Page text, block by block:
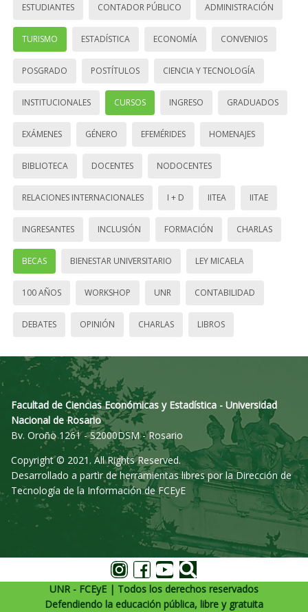
ESTUDIANTES CONTADOR PÚBLICO ADMINISTRACIÓN
TURISMO ESTADÍSTICA ECONOMÍA CONVENIOS
POSGRADO POSTÍTULOS CIENCIA Y TECNOLOGÍA
INSTITUCIONALES CURSOS INGRESO GRADUADOS
EXÁMENES GÉNERO EFEMÉRIDES HOMENAJES
BIBLIOTECA DOCENTES NODOCENTES
RELACIONES INTERNACIONALES I + D IITEA IITAE
INGRESANTES INCLUSIÓN FORMACIÓN CHARLAS
BECAS BIENESTAR UNIVERSITARIO LEY MICAELA
100 AÑOS WORKSHOP UNR CONTABILIDAD
DEBATES OPINIÓN CHARLAS LIBROS
Facultad de Ciencias Económicas y Estadística - Universidad
Nacional de Rosario
Bv. Oroño 1261 - S2000DSM - Rosario
Copyright © 2021. All Rights Reserved.
Desarrollado a partir de herramientas libres por la Dirección de
Tecnología de la Información de FCEyE
UNR - FCEyE | Todos los derechos reservados
Defendiendo la educación pública, libre y gratuita